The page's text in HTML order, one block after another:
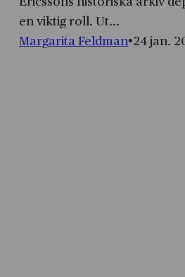
en viktig roll. Ut...
Margarita Feldman 24 jan.